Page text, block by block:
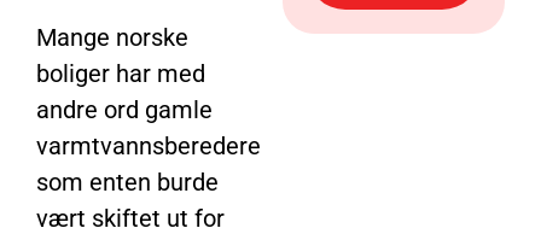
Mange norske
boliger har med
andre ord gamle
varmtvannsberedere
som enten burde
vært skiftet ut for